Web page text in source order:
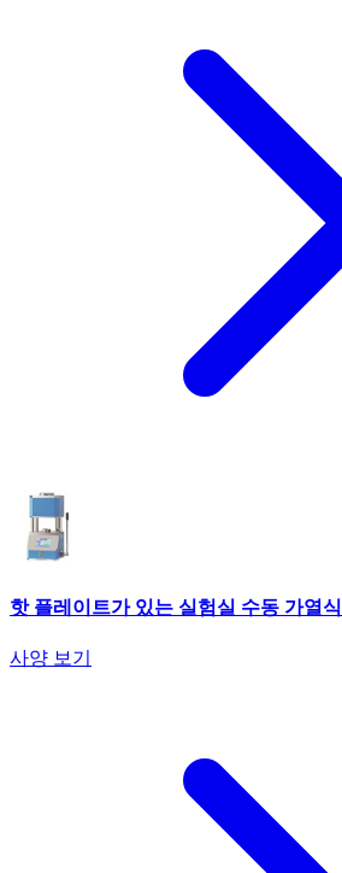
핫 플레이트가 있는 실험실 수동 가열
사양 보기